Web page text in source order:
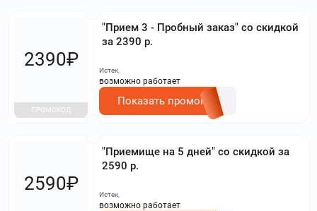
"Прием 3 - Пробный заказ" со скидкой
за 2390 р.
2390₽
ПРОМОКОД
Истек,
возможно работает
Показать промокод
"Приемище на 5 дней" со скидкой за
2590 р.
2590₽
Истек,
возможно работает